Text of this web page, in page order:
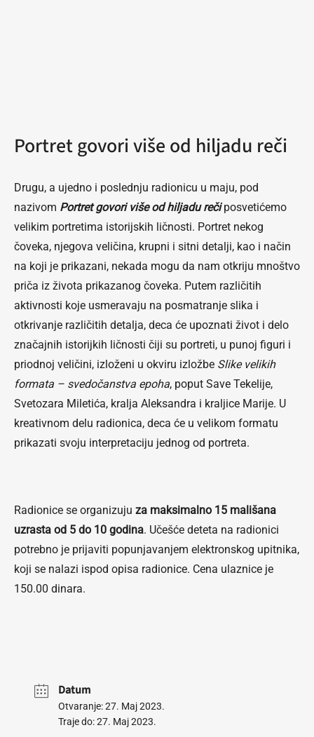
Portret govori više od hiljadu reči
Drugu, a ujedno i poslednju radionicu u maju, pod
nazivom Portret govori više od hiljadu rečiposvetićemo
velikim portretima istorijskih ličnosti. Portret nekog
čoveka, njegova veličina, krupni i sitni detalji, kao i način
na koji je prikazani, nekada mogu da nam otkriju mnoštvo
priča iz života prikazanog čoveka. Putem različitih
aktivnosti koje usmeravaju na posmatranje slika i
otkrivanje različitih detalja, deca će upoznati život i delo
značajnih istorijkih ličnosti čiji su portreti, u punoj figuri i
priodnoj veličini, izloženi u okviru izložbe Slike velikih
formata – svedočanstva epoha, poput Save Tekelije,
Svetozara Miletića, kralja Aleksandra i kraljice Marije. U
kreativnom delu radionica, deca će u velikom formatu
prikazati svoju interpretaciju jednog od portreta.
Radionice se organizuju za maksimalno 15 mališana
uzrasta od 5 do 10 godina. Učešće deteta na radionici
potrebno je prijaviti popunjavanjem elektronskog upitnika,
koji se nalazi ispod opisa radionice. Cena ulaznice je
150.00 dinara.
Datum
Otvaranje: 27. Maj 2023.
Traje do: 27. Maj 2023.